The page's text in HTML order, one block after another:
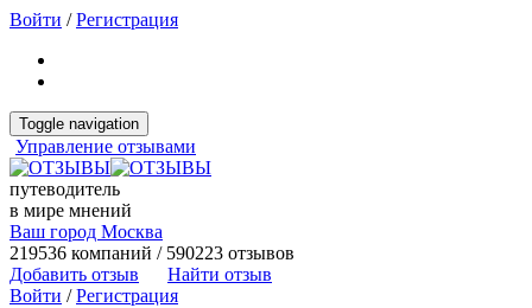
Войти /Регистрация
Toggle navigation
Управление отзывами
путеводитель
в мире мнений
Ваш город Москва
219536 компаний / 590223 отзывов
Добавить отзыв
Найти отзыв
Войти /Регистрация